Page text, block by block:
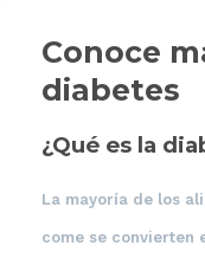
Conoce
diabetes
¿Qué es la
La mayoría de los
come se convierten